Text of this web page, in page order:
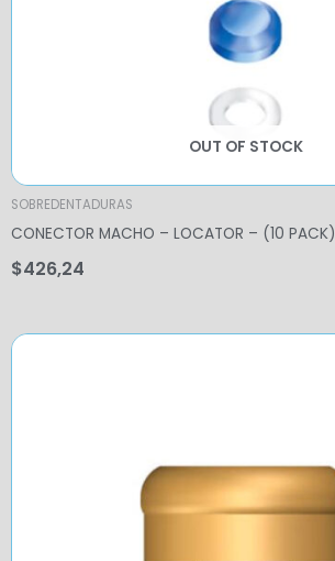
OUT OF STOCK
SOBREDENTADURAS
CONECTOR MACHO – LOCATOR – (10 PACK)
$426,24